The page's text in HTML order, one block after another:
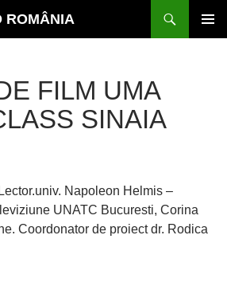
ROMÂNIA
conținut
FILM UMA
SINAIA
Napoleon Helmis –
UNATC Bucuresti, Corina
Coordonator de proiect dr. Rodica